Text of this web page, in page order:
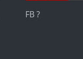
FB ?